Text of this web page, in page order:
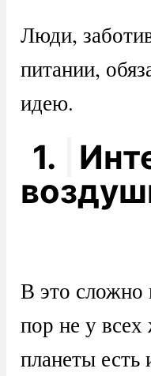
Люди,
питании,
идею.
1.
В это сложно
пор не у
планеты есть